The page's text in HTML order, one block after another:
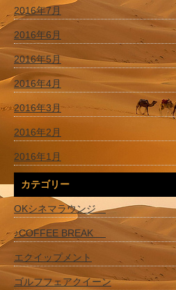
2016年7月
2016年6月
2016年5月
2016年4月
2016年3月
2016年2月
2016年1月
カテゴリー
OKシネマラウンジ
♪COFFEE BREAK
エクイップメント
ゴルフフェアクイーン